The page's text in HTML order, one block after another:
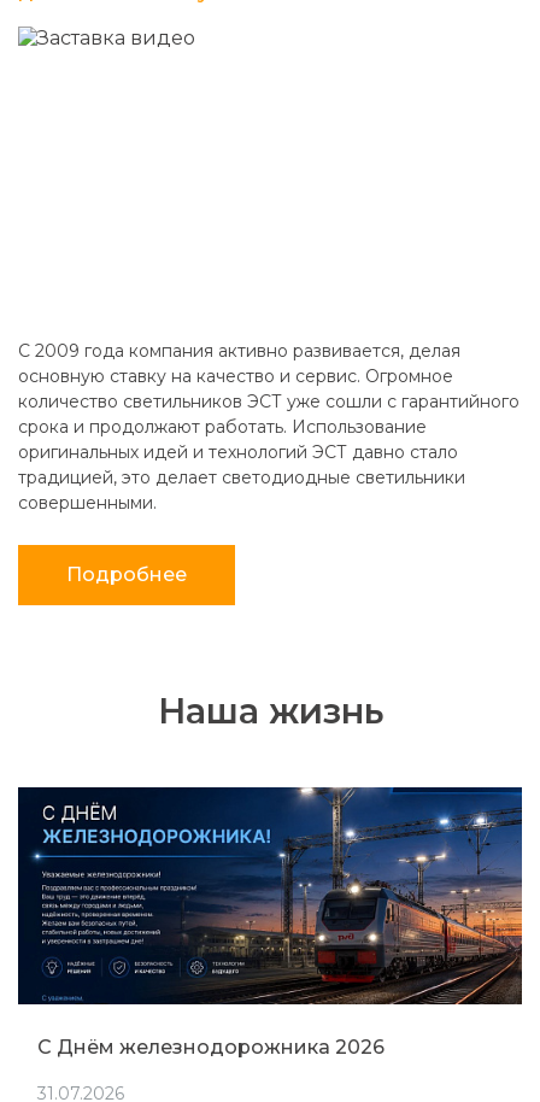
C 2009 года компания активно развивается, делая
основную ставку на качество и сервис. Огромное
количество светильников ЭСТ уже сошли с гарантийного
срока и продолжают работать. Использование
оригинальных идей и технологий ЭСТ давно стало
традицией, это делает светодиодные светильники
совершенными.
Подробнее
Наша жизнь
С Днём железнодорожника 2026
31.07.2026